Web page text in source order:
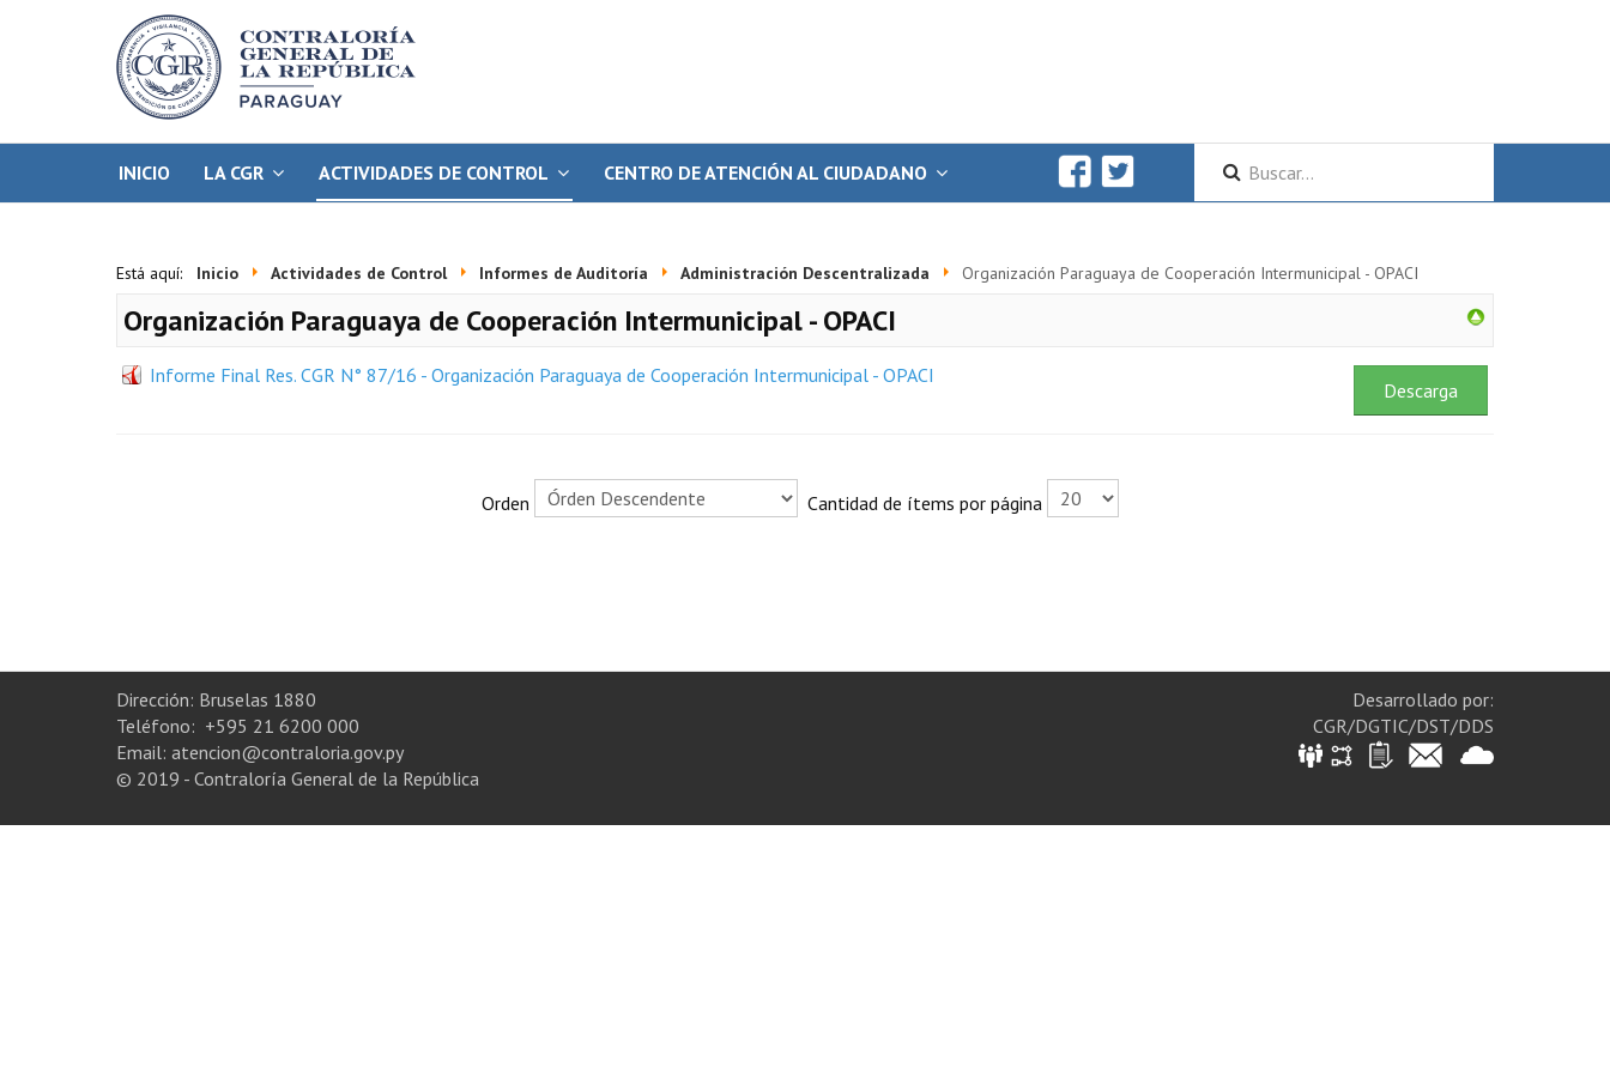
INICIO LA CGR ACTIVIDADES DE CONTROL CENTRO DE ATENCIÓN AL CIUDADANO
Está aquí: Inicio Actividades de Control Informes de Auditoría Administración Descentralizada Organización Paraguaya de Cooperación Intermunicipal - OPACI
Organización Paraguaya de Cooperación Intermunicipal - OPACI
Informe Final Res. CGR N° 87/16 - Organización Paraguaya de Cooperación Intermunicipal - OPACI
Descarga
Orden Cantidad de ítems por página
Dirección: Bruselas 1880
Teléfono: +595 21 6200 000
Email: atencion@contraloria.gov.py
© 2019 - Contraloría General de la República
Desarrollado por:
CGR/DGTIC/DST/DDS